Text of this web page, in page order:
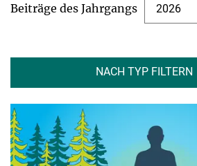
Beiträge des Jahrgangs 2026
NACH TYP FILTERN